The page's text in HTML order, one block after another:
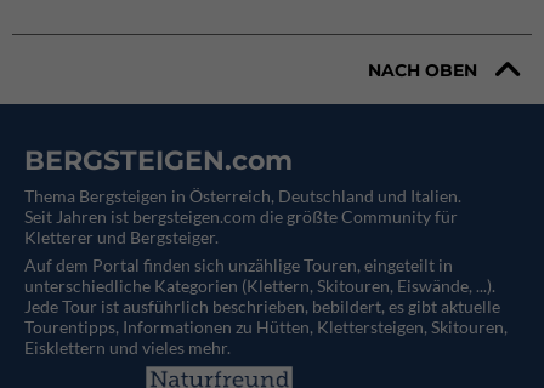
NACH OBEN
BERGSTEIGEN.com
Thema Bergsteigen in Österreich, Deutschland und Italien.
Seit Jahren ist bergsteigen.com die größte Community für
Kletterer und Bergsteiger.
Auf dem Portal finden sich unzählige Touren, eingeteilt in
unterschiedliche Kategorien (Klettern, Skitouren, Eiswände, ...).
Jede Tour ist ausführlich beschrieben, bebildert, es gibt aktuelle
Tourentipps, Informationen zu Hütten, Klettersteigen, Skitouren,
Eisklettern und vieles mehr.